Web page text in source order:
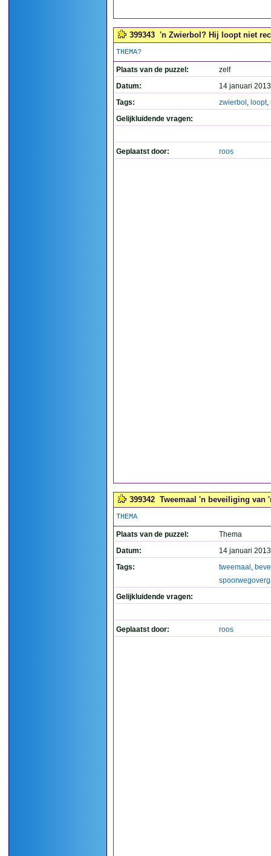
399343 'n Zwierbol? Hij loopt niet
THEMA?
Plaats van de puzzel:
zelf
Datum:
14 januari
Tags:
zwierbol , loopt,
Gelijkluidende vragen:
Geplaatst door: roos
399342 Tweemaal 'n beveiliging van
THEMA
Plaats van de puzzel:
Thema
Datum:
14 januari
Tags:
tweemaal ,
Gelijkluidende vragen:
Geplaatst door: roos